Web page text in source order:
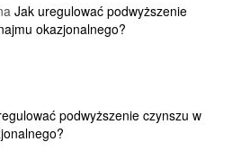
Jak uregulować podwyższenie
okazjonalnego?
podwyższenie czynszu w